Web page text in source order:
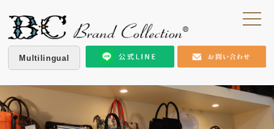
Multilingual